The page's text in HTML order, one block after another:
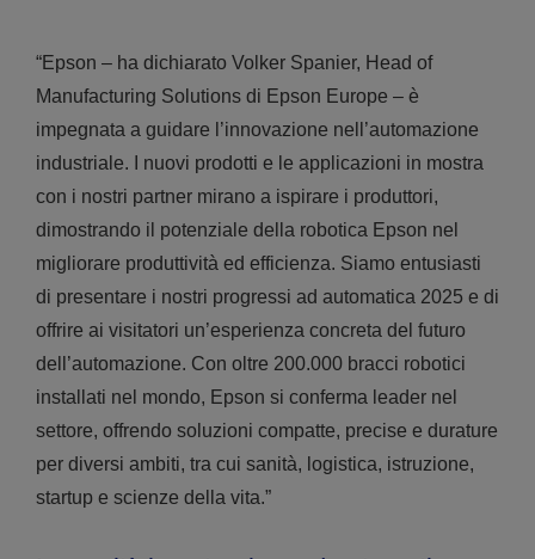
“Epson – ha dichiarato Volker Spanier, Head of
Manufacturing Solutions di Epson Europe – è
impegnata a guidare l’innovazione nell’automazione
industriale. I nuovi prodotti e le applicazioni in mostra
con i nostri partner mirano a ispirare i produttori,
dimostrando il potenziale della robotica Epson nel
migliorare produttività ed efficienza. Siamo entusiasti
di presentare i nostri progressi ad automatica 2025 e di
offrire ai visitatori un’esperienza concreta del futuro
dell’automazione. Con oltre 200.000 bracci robotici
installati nel mondo, Epson si conferma leader nel
settore, offrendo soluzioni compatte, precise e durature
per diversi ambiti, tra cui sanità, logistica, istruzione,
startup e scienze della vita.”